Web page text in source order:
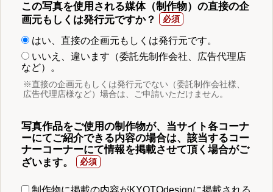
この写真を使用される媒体（制作物）の直接の企
画元もしくは発行元ですか？
はい、直接の企画元もしくは発行元です。
いいえ、違います（委託先制作会社、広告代理店
など）。
※直接の企画元もしくは発行元でない（委託制作会社様、
広告代理店様など）場合は、ご申請いただけません。
写真作品をご使用の制作物が、当サイト各コーナ
ーにてご紹介できる内容の場合は、該当するコー
ナーコーナーにて情報を掲載させて頂く場合がご
ざいます。